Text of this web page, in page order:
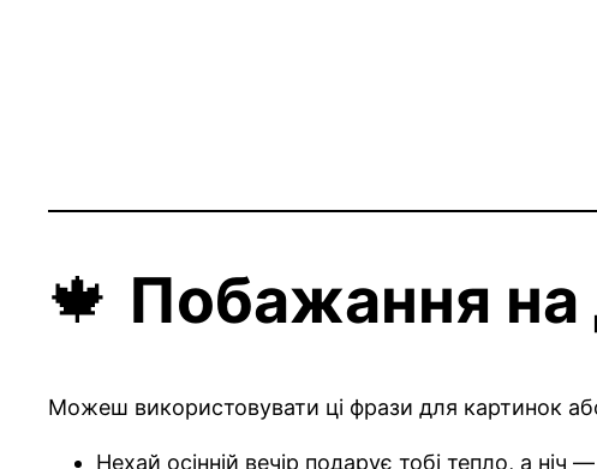
🍁 Побажання на
Можеш використовувати ці фрази для картинок
Нехай осінній вечір подарує тобі тепло, а ніч